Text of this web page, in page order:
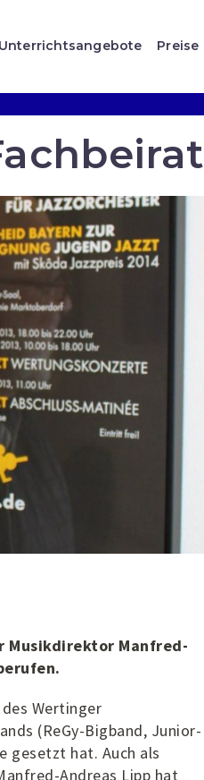
Unterrichtsangebote Preise
Musikdirektor Manfred-
Wertinger
(ReGy-Bigband, Junior-
gesetzt hat. Auch als
Andreas Lipp hat